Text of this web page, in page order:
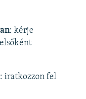
: kérje
iratkozzon fel